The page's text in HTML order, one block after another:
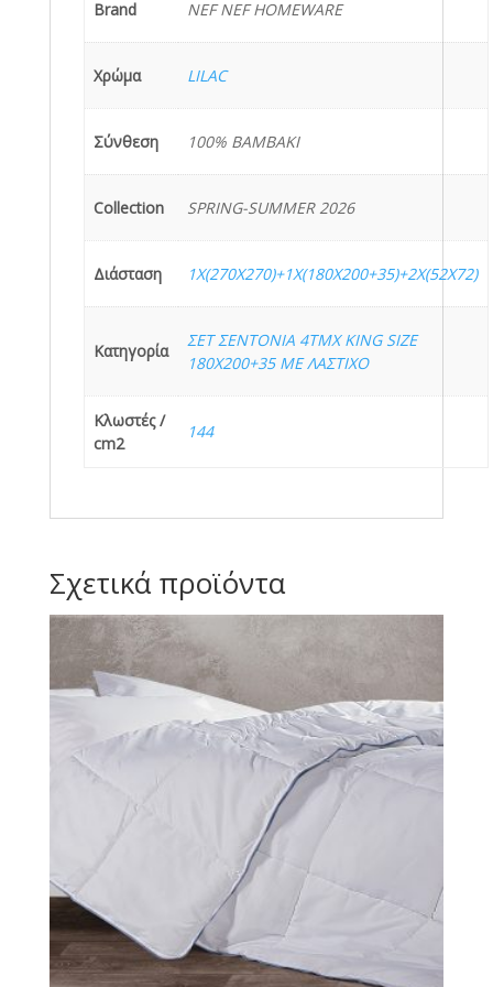
Brand NEF NEF HOMEWARE
Χρώμα LILAC
Σύνθεση 100% ΒΑΜΒΑΚΙ
Collection SPRING-SUMMER 2026
Διάσταση 1Χ(270Χ270)+1X(180X200+35)+2Χ(52Χ72)
Κατηγορία
ΣΕΤ ΣΕΝΤΟΝΙΑ 4ΤΜΧ KING SIZE
180X200+35 ΜΕ ΛΑΣΤΙΧΟ
Κλωστές /
cm2
144
Σχετικά προϊόντα